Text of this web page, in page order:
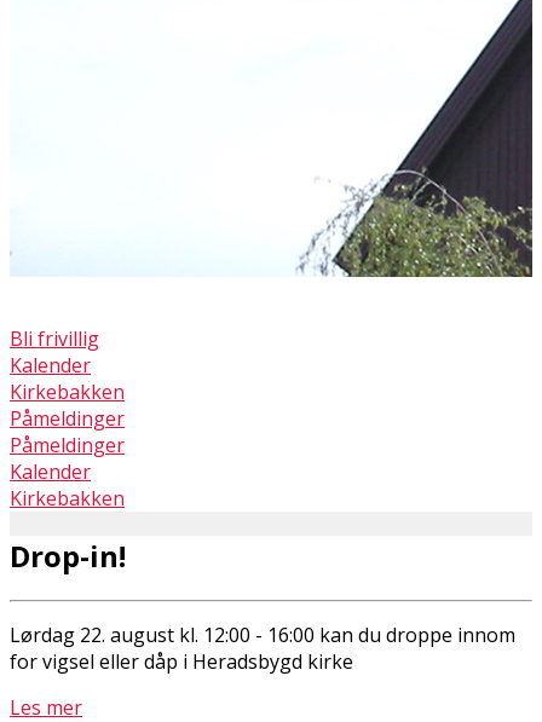
Bli frivillig
Kalender
Kirkebakken
Påmeldinger
Påmeldinger
Kalender
Kirkebakken
Drop-in!
Lørdag 22. august kl. 12:00 - 16:00 kan du droppe innom
for vigsel eller dåp i Heradsbygd kirke
Les mer